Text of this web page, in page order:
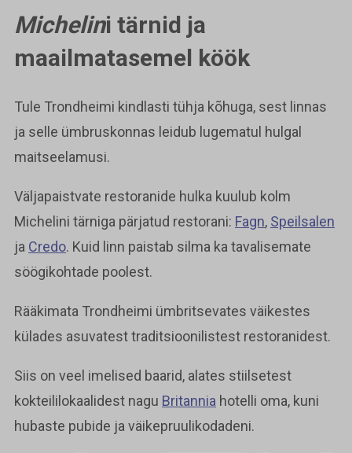
Michelini tärnid ja
maailmatasemel köök
Tule Trondheimi kindlasti tühja kõhuga, sest linnas
ja selle ümbruskonnas leidub lugematul hulgal
maitseelamusi.
Väljapaistvate restoranide hulka kuulub kolm
Michelini tärniga pärjatud restorani: Fagn, Speilsalen
ja Credo. Kuid linn paistab silma ka tavalisemate
söögikohtade poolest.
Rääkimata Trondheimi ümbritsevates väikestes
külades asuvatest traditsioonilistest restoranidest.
Siis on veel imelised baarid, alates stiilsetest
kokteililokaalidest nagu Britannia hotelli oma, kuni
hubaste pubide ja väikepruulikodadeni.